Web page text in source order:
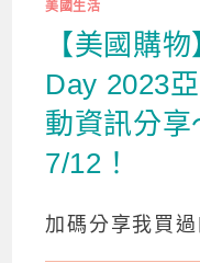
美國生活
【美國購
Day 2023
動資訊分享
7/12！
加碼分享我買